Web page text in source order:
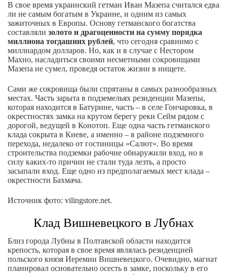
В свое время украинский гетман Иван Мазепа считался едва
ли не самым богатым в Украине, и одним из самых
зажиточных в Европы. Основу гетманского богатства
составляли золото и драгоценности на сумму порядка
миллиона тогдашних рублей, что сегодня сравнимо с
миллиардом долларов. Но, как и в случае с Нестором
Махно, насладиться своими несметными сокровищами
Мазепа не сумел, проведя остаток жизни в нищете.
Сами же сокровища были спрятаны в самых разнообразных
местах. Часть зарыта в подземельях резиденции Мазепы,
которая находится в Батурине, часть – в селе Гончаровка, в
окрестностях замка на крутом берегу реки Сейм рядом с
дорогой, ведущей в Конотоп. Еще одна часть гетманского
клада сокрыта в Киеве, а именно – в районе подземного
перехода, недалеко от гостиницы «Салют». Во время
строительства подземки рабочие обнаружили вход, но в
силу каких-то причин не стали туда лезть, а просто
засыпали вход. Еще одно из предполагаемых мест клада –
окрестности Бахмача.
Источник фото: vilingstore.net.
Клад Вишневецкого в Лубнах
Близ города Лубны в Полтавской области находится
крепость, которая в свое время являлась резиденцией
польского князя Иеремии Вишневецкого. Очевидно, магнат
планировал основательно осесть в замке, поскольку в его